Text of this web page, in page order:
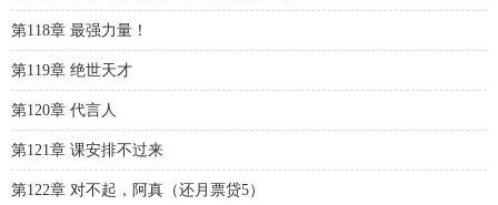
第118章 最强力量！
第119章 绝世天才
第120章 代言人
第121章 课安排不过来
第122章 对不起，阿真（还月票贷5）